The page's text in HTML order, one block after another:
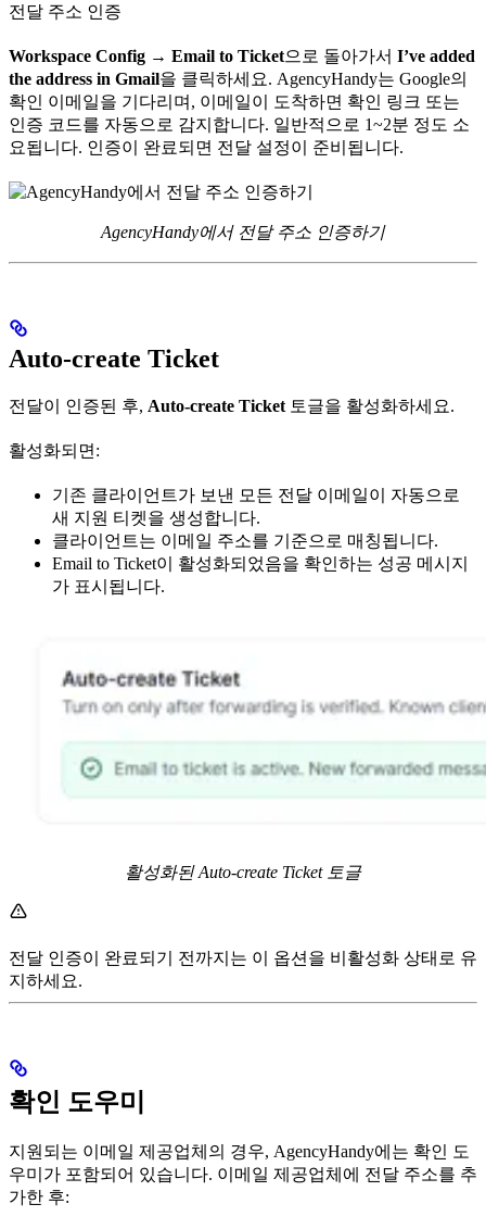
전달 주소 인증
Workspace Config → Email to Ticket으로 돌아가서 I’ve added
the address in Gmail을 클릭하세요. AgencyHandy는 Google의
확인 이메일을 기다리며, 이메일이 도착하면 확인 링크 또는
인증 코드를 자동으로 감지합니다. 일반적으로 1~2분 정도 소
요됩니다. 인증이 완료되면 전달 설정이 준비됩니다.
AgencyHandy에서 전달 주소 인증하기
Auto-create Ticket
전달이 인증된 후, Auto-create Ticket 토글을 활성화하세요.
활성화되면:
기존 클라이언트가 보낸 모든 전달 이메일이 자동으로
새 지원 티켓을 생성합니다.
클라이언트는 이메일 주소를 기준으로 매칭됩니다.
Email to Ticket이 활성화되었음을 확인하는 성공 메시지
가 표시됩니다.
활성화된 Auto-create Ticket 토글
전달 인증이 완료되기 전까지는 이 옵션을 비활성화 상태로 유
지하세요.
확인 도우미
지원되는 이메일 제공업체의 경우, AgencyHandy에는 확인 도
우미가 포함되어 있습니다. 이메일 제공업체에 전달 주소를 추
가한 후: